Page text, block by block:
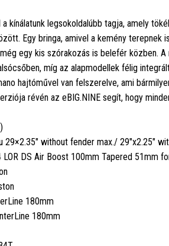
kínálatunk legsokoldalúbb tagja, amely
Egy bringa, amivel a kemény terepnek
egy kis szórakozás is belefér közben. A
míg az alapmodellek félig
hajtóművel van felszerelve, ami
révén az eBIG.NINE segít, hogy
29×2.35" without fender max./ 29"x2.25"
LOR DS Air Boost 100mm Tapered 51mm
180mm
180mm